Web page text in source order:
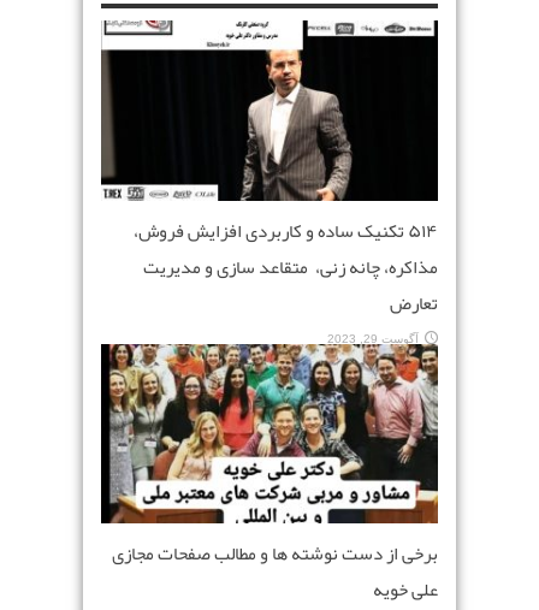
۵۱۴ تکنیک ساده و کاربردی افزایش فروش،
مذاکره، چانه زنی، متقاعد سازی و مدیریت
تعارض
آگوست 29, 2023
برخی از دست نوشته ها و مطالب صفحات مجازی
علی خویه